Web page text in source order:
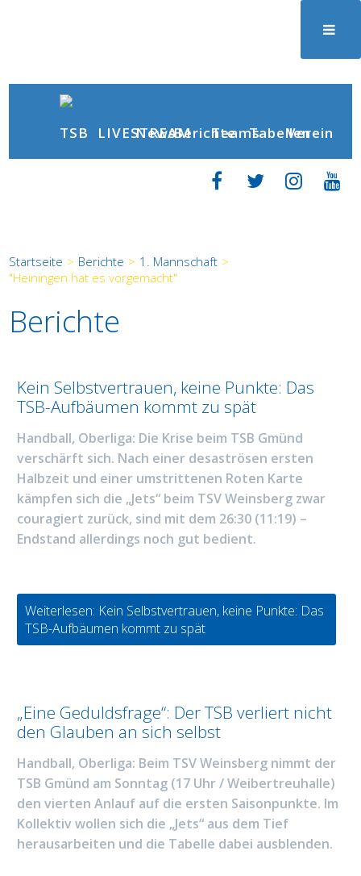
LIVESTREAM
NewsBerichteTeamsTabellenVerein
Startseite > Berichte > 1. Mannschaft >
"Heiningen hat es vorgemacht"
Berichte
Kein Selbstvertrauen, keine Punkte: Das
TSB-Aufbäumen kommt zu spät
Handball, Oberliga: Die Krise beim TSB Gmünd
verschärft sich. Nach einer desaströsen ersten
Halbzeit und einer umstrittenen Roten Karte
kämpfen sich die „Jets“ beim TSV Weinsberg zwar
couragiert zurück, sind mit dem 26:30 (11:19) –
Endstand allerdings noch gut bedient.
Weiterlesen: Kein Selbstvertrauen, keine Punkte: Das
TSB-Aufbäumen kommt zu spät
„Eine Geduldsfrage“: Der TSB verliert nicht
den Glauben an sich selbst
Handball, Oberliga: Beim TSV Weinsberg nimmt der
TSB Gmünd am Sonntag (17 Uhr / Weibertreuhalle)
den vierten Anlauf auf die ersten Saisonpunkte. Im
Kollektiv wollen sich die „Jets“ aus dem Tief
herausarbeiten und die Tabelle dabei ausblenden.